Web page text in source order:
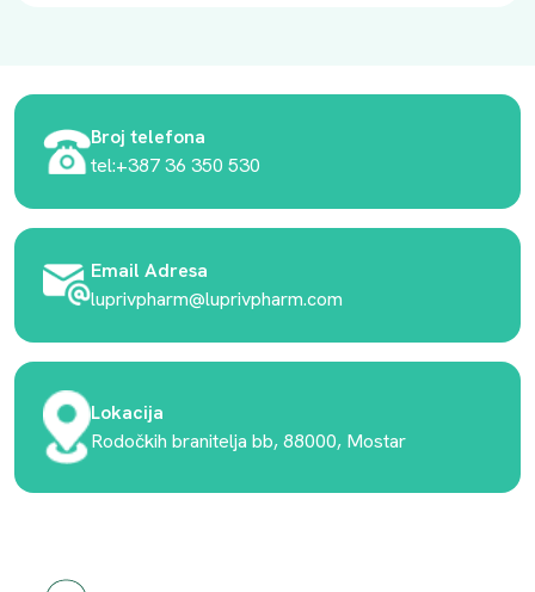
Broj telefona
tel:+387 36 350 530
Email Adresa
luprivpharm@luprivpharm.com
Lokacija
Rodočkih branitelja bb, 88000, Mostar